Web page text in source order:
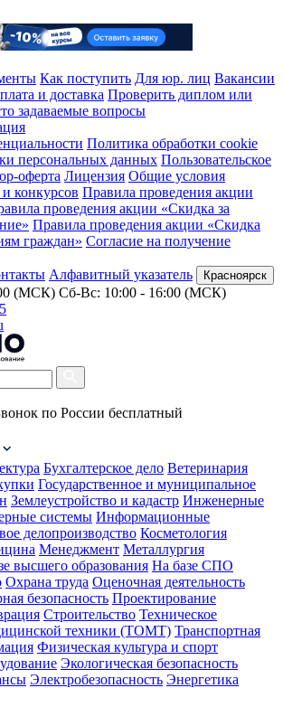
Как поступить Для юр. лиц Вакансии
и доставка Проверить диплом или
задаваемые вопросы
Политика обработки cookie
персональных данных Пользовательское
оферта Лицензия Общие условия
конкурсов Правила проведения акции
проведения акции «Скидка за
Правила проведения акции «Скидка
граждан» Согласие на получение
Алфавитный указатель Красноярск
(МСК) Сб-Вс: 10:00 - 16:00 (МСК)
по России бесплатный
Бухгалтерское дело Ветеринария
Государственное и муниципальное
Землеустройство и кадастр Инженерные
системы Информационные
делопроизводство Косметология
Менеджмент Металлургия
высшего образования На базе СПО
Охрана труда Оценочная деятельность
безопасность Проектирование
Строительство Техническое
техники (ТОМТ) Транспортная
Физическая культура и спорт
Экологическая безопасность
Электробезопасность Энергетика